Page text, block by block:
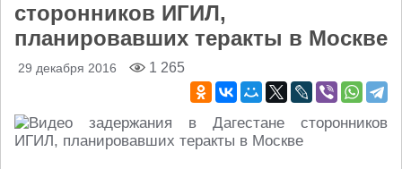
сторонников ИГИЛ,
планировавших теракты в Москве
29 декабря 2016 1 265